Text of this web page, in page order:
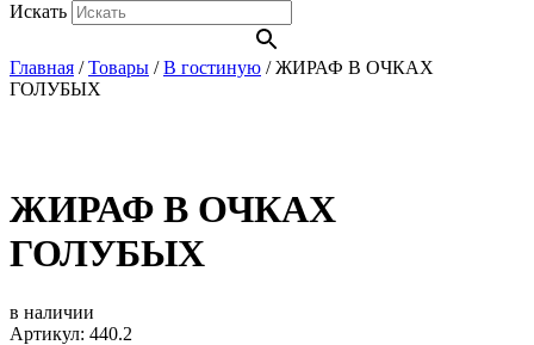
Искать
Главная /Товары /В гостиную /ЖИРАФ В ОЧКАХ
ГОЛУБЫХ
ЖИРАФ В ОЧКАХ
ГОЛУБЫХ
в наличии
Артикул: 440.2